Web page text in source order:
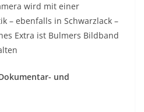
wird mit einer
– ebenfalls in Schwarzlack –
Extra ist Bulmers Bildband
und